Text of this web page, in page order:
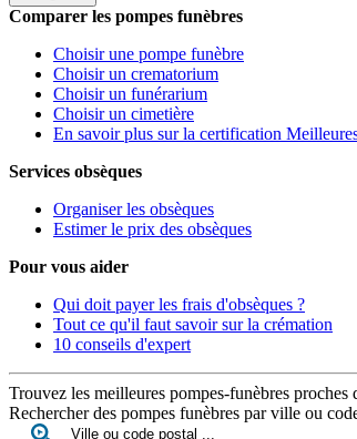
Comparer les pompes funèbres
Choisir une pompe funèbre
Choisir un crematorium
Choisir un funérarium
Choisir un cimetière
En savoir plus sur la certification
Services obsèques
Organiser les obsèques
Estimer le prix des obsèques
Pour vous aider
Qui doit payer les frais d'obsèques ?
Tout ce qu'il faut savoir sur la crémation
10 conseils d'expert
Trouvez les meilleures pompes-funèbres proches
Rechercher des pompes funèbres par ville ou